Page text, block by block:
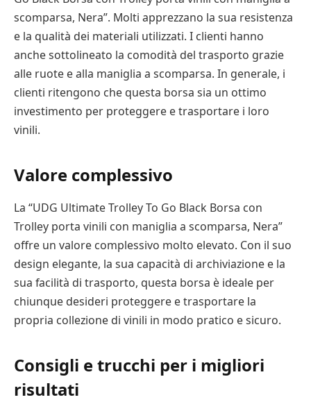
scomparsa, Nera”. Molti apprezzano la sua resistenza
e la qualità dei materiali utilizzati. I clienti hanno
anche sottolineato la comodità del trasporto grazie
alle ruote e alla maniglia a scomparsa. In generale, i
clienti ritengono che questa borsa sia un ottimo
investimento per proteggere e trasportare i loro
vinili.
Valore complessivo
La “UDG Ultimate Trolley To Go Black Borsa con
Trolley porta vinili con maniglia a scomparsa, Nera”
offre un valore complessivo molto elevato. Con il suo
design elegante, la sua capacità di archiviazione e la
sua facilità di trasporto, questa borsa è ideale per
chiunque desideri proteggere e trasportare la
propria collezione di vinili in modo pratico e sicuro.
Consigli e trucchi per i migliori
risultati